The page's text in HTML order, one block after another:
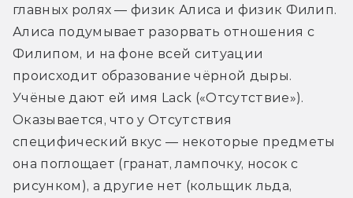
главных ролях — физик Алиса и физик Филип.
Алиса подумывает разорвать отношения с
Филипом, и на фоне всей ситуации
происходит образование чёрной дыры.
Учёные дают ей имя Lack («Отсутствие»).
Оказывается, что у Отсутствия
специфический вкус — некоторые предметы
она поглощает (гранат, лампочку, носок с
рисунком), а другие нет (кольщик льда,